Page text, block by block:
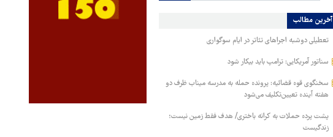
آخرین مطالب
تعطیلی دوشبه اجراهای تئاتر در ایام سوگواری
سناتور آمریکایی: ترامپ باید بیکار شود
سخنگوی قوه قضائیه: پرونده حمله به مدرسه میناب ظرف دو
هفته آینده تعیین‌تکلیف می‌شود
پشت پرده حملات به کرانه باختری/ هدف فقط زمین نیست؛
زندگیست